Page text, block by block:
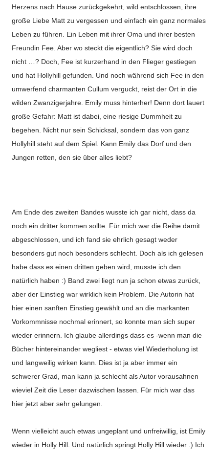
Herzens nach Hause zurückgekehrt, wild entschlossen, ihre
große Liebe Matt zu vergessen und einfach ein ganz normales
Leben zu führen. Ein Leben mit ihrer Oma und ihrer besten
Freundin Fee. Aber wo steckt die eigentlich? Sie wird doch
nicht …? Doch, Fee ist kurzerhand in den Flieger gestiegen
und hat Hollyhill gefunden. Und noch während sich Fee in den
umwerfend charmanten Cullum verguckt, reist der Ort in die
wilden Zwanzigerjahre. Emily muss hinterher! Denn dort lauert
große Gefahr: Matt ist dabei, eine riesige Dummheit zu
begehen. Nicht nur sein Schicksal, sondern das von ganz
Hollyhill steht auf dem Spiel. Kann Emily das Dorf und den
Jungen retten, den sie über alles liebt?
Am Ende des zweiten Bandes wusste ich gar nicht, dass da
noch ein dritter kommen sollte. Für mich war die Reihe damit
abgeschlossen, und ich fand sie ehrlich gesagt weder
besonders gut noch besonders schlecht. Doch als ich gelesen
habe dass es einen dritten geben wird, musste ich den
natürlich haben :) Band zwei liegt nun ja schon etwas zurück,
aber der Einstieg war wirklich kein Problem. Die Autorin hat
hier einen sanften Einstieg gewählt und an die markanten
Vorkommnisse nochmal erinnert, so konnte man sich super
wieder erinnern. Ich glaube allerdings dass es -wenn man die
Bücher hintereinander wegliest - etwas viel Wiederholung ist
und langweilig wirken kann. Dies ist ja aber immer ein
schwerer Grad, man kann ja schlecht als Autor vorausahnen
wieviel Zeit die Leser dazwischen lassen. Für mich war das
hier jetzt aber sehr gelungen.
Wenn vielleicht auch etwas ungeplant und unfreiwillig, ist Emily
wieder in Holly Hill. Und natürlich springt Holly Hill wieder :) Ich